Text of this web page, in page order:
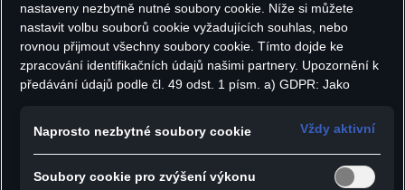
Do košíku
- Velká hlavní přihrádka s dvoucestným zipem
nastaveny nezbytně nutné soubory cookie. Níže si můžete
nastavit volbu souborů cookie vyžadujících souhlas, nebo
rovnou přijmout všechny soubory cookie. Tímto dojde ke
zpracování identifikačních údajů našimi partnery. Upozornění k
předávání údajů podle čl. 49 odst. 1 písm. a) GDPR: Jako
používán Google Analytics. Nelze vyloučit, že společnost
Google Ireland jako náš smluvní partner předává osobní údaje
státech neexistuje úroveň ochrany osobních údajů věcně
Naprosto nezbytné soubory cookie Vždy aktivní
Soubory cookie pro zvýšení výkonu